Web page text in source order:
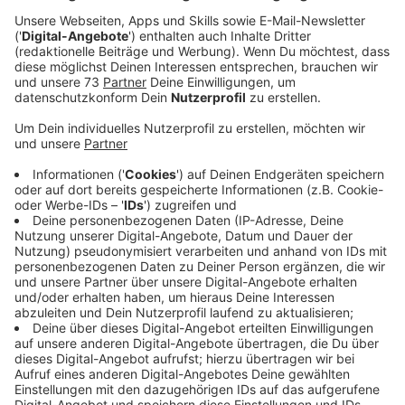
Anzeige
Die Tanzgruppe aus Gronau wurde mehrfach
Deutscher Meister in verschiedenen Disziplinen. Ab 9
Uhr werden in der Sporthalle 1 an der Laubstiege
neben den Gastgebern weitere Vereine mit ihren
Gruppen teilnehmen. Alle die Lust haben zuzuschauen
sind herzlich eingeladen.
Anzeige
Was ist Majorettentanz?
Anzeige
Majorettentanz ist ein Formationstanz bei dem die